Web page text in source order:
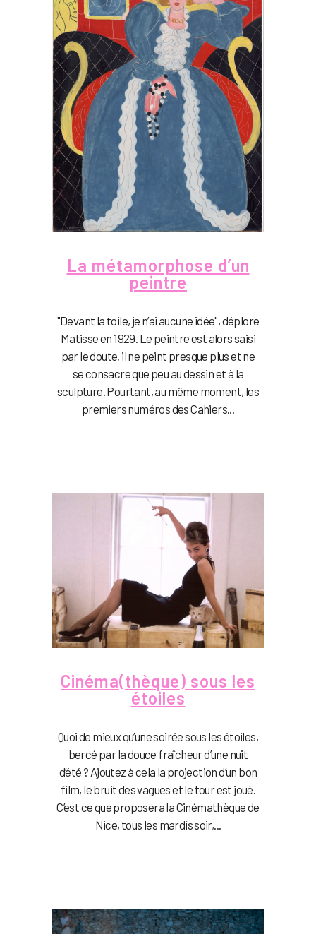
La métamorphose d’un
peintre
"Devant la toile, je n’ai aucune idée", déplore
Matisse en 1929. Le peintre est alors saisi
par le doute, il ne peint presque plus et ne
se consacre que peu au dessin et à la
sculpture. Pourtant, au même moment, les
premiers numéros des Cahiers...
Cinéma(thèque) sous les
étoiles
Quoi de mieux qu’une soirée sous les étoiles,
bercé par la douce fraîcheur d’une nuit
d’été ? Ajoutez à cela la projection d’un bon
film, le bruit des vagues et le tour est joué.
C’est ce que proposera la Cinémathèque de
Nice, tous les mardis soir,...